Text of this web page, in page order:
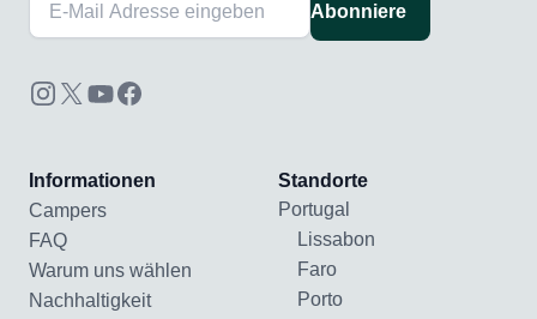
Abonniere
Informationen
Campers
FAQ
Warum uns wählen
Nachhaltigkeit
Standorte
Portugal
Lissabon
Faro
Porto